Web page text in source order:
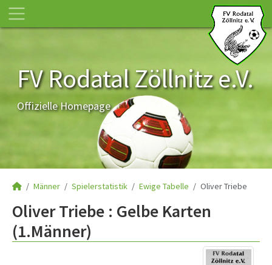
FV Rodatal Zöllnitz e.V.
Offizielle Homepage
Männer Spielerstatistik Ewige Tabelle Oliver Triebe
Oliver Triebe : Gelbe Karten
(1.Männer)